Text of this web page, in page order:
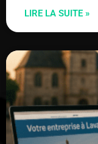
LIRE LA SUITE »